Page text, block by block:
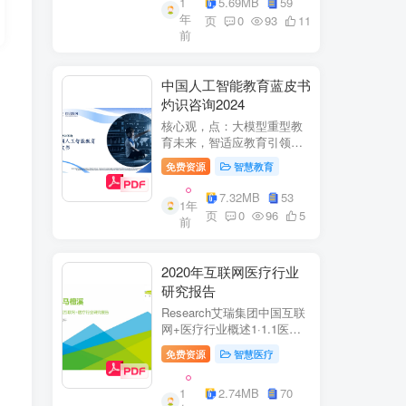
参编綦兵、谷金辉、温庆
福、王丹、岳...
年
前
页
0 93 11
中国人工智能教育蓝皮书
灼识咨询2024
核心观，点：大模型重型教
育未来，智适应教育引领
A+教有新纪元灼识咨询
China inshts Consultancy帆
观：深剂：洞来：失减：全
球故有革新浪湘2学习机妆占
硬件查头智道，应学习机市
免费资源 智慧教育
1年
前
7.32MB
53
页
0 96 5
2020年互联网医疗行业
研究报告
Research艾瑞集团中国互联
网+医疗行业概述1·1.1医疗
行业困境中国互联网+医疗行
业现状2中国互联网+医疗用
户行为洞察3中国互联网+医
疗热门赛道分析4中国互联网
免费资源 智慧医疗
1
2.74MB
70